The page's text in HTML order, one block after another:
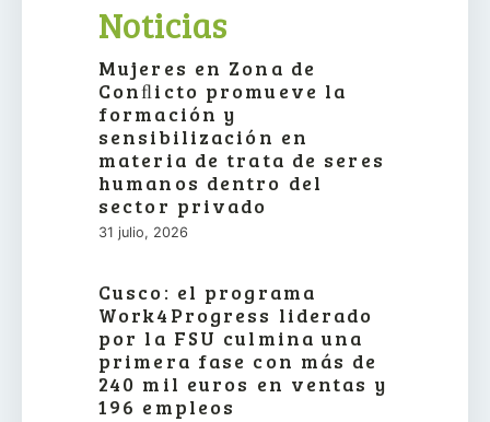
Noticias
Mujeres en Zona de
Conﬂicto promueve la
formación y
sensibilización en
materia de trata de seres
humanos dentro del
sector privado
31 julio, 2026
Cusco: el programa
Work4Progress liderado
por la FSU culmina una
primera fase con más de
240 mil euros en ventas y
196 empleos